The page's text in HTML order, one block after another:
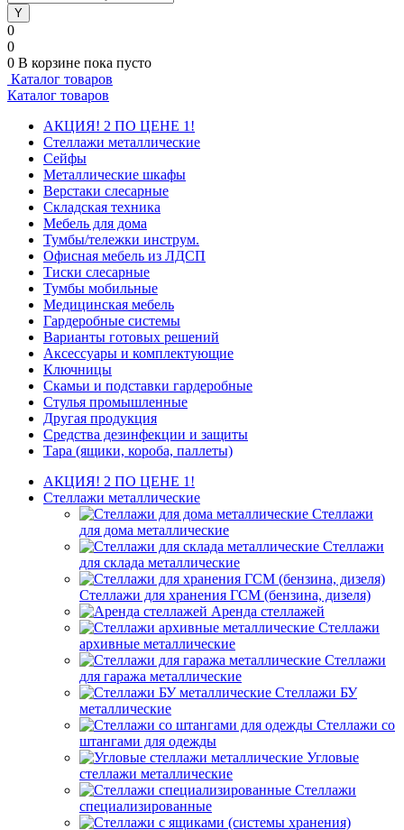
0
0
0 В корзине пока пусто
Каталог товаров
Каталог товаров
АКЦИЯ! 2 ПО ЦЕНЕ 1!
Стеллажи металлические
Сейфы
Металлические шкафы
Верстаки слесарные
Складская техника
Мебель для дома
Тумбы/тележки инструм.
Офисная мебель из ЛДСП
Тиски слесарные
Тумбы мобильные
Медицинская мебель
Гардеробные системы
Варианты готовых решений
Аксессуары и комплектующие
Ключницы
Скамьи и подставки гардеробные
Стулья промышленные
Другая продукция
Средства дезинфекции и защиты
Тара (ящики, короба, паллеты)
АКЦИЯ! 2 ПО ЦЕНЕ 1!
Стеллажи металлические
Стеллажи
для дома металлические
Стеллажи
для склада металлические
Стеллажи для хранения ГСМ (бензина, дизеля)
Аренда стеллажей
Стеллажи
архивные металлические
Стеллажи
для гаража металлические
Стеллажи БУ
металлические
Стеллажи со
штангами для одежды
Угловые
стеллажи металлические
Стеллажи
специализированные